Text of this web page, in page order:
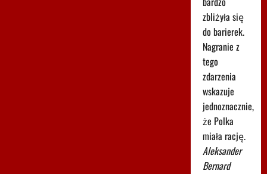
zbliżyła się
do barierek.
Nagranie z
tego
zdarzenia
wskazuje
jednoznacznie,
że Polka
miała rację.
Aleksander
Bernard